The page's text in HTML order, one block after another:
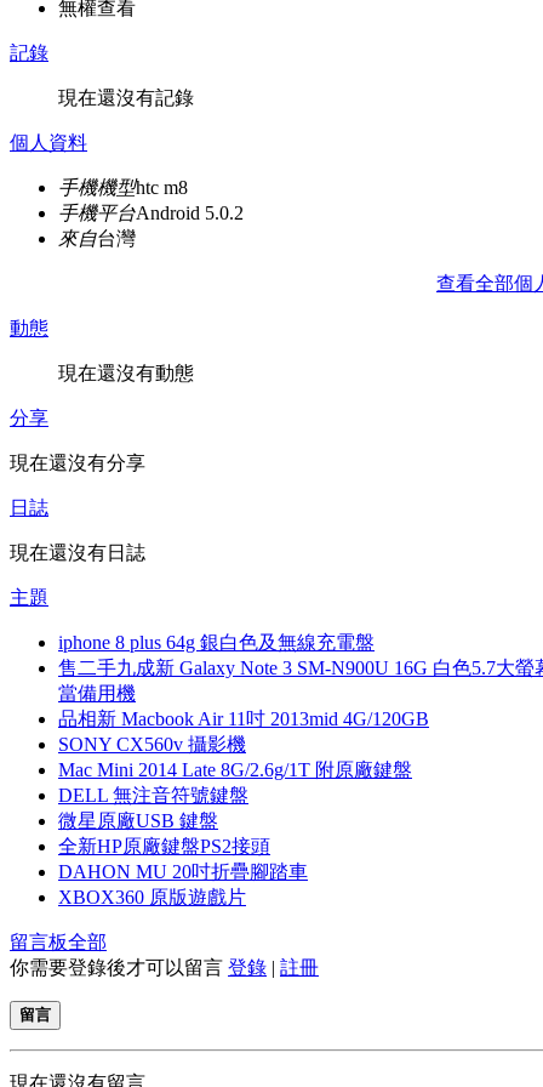
無權查看
記錄
現在還沒有記錄
個人資料
手機機型htc m8
手機平台Android 5.0.2
來自台灣
查看全部個
動態
現在還沒有動態
分享
現在還沒有分享
日誌
現在還沒有日誌
主題
iphone 8 plus 64g 銀白色及無線充電盤
售二手九成新 Galaxy Note 3 SM-N900U 16G 白色5.7大螢
當備用機
品相新 Macbook Air 11吋 2013mid 4G/120GB
SONY CX560v 攝影機
Mac Mini 2014 Late 8G/2.6g/1T 附原廠鍵盤
DELL 無注音符號鍵盤
微星原廠USB 鍵盤
全新HP原廠鍵盤PS2接頭
DAHON MU 20吋折疊腳踏車
XBOX360 原版遊戲片
留言板全部
你需要登錄後才可以留言 登錄 | 註冊
留言
現在還沒有留言